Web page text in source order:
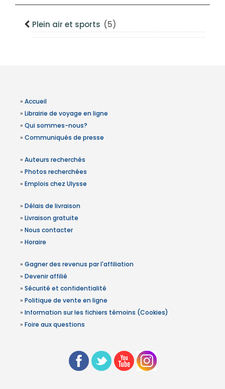
Plein air et sports (5)
» Accueil
» Librairie de voyage en ligne
» Qui sommes-nous?
» Communiqués de presse
» Auteurs recherchés
» Photos recherchées
» Emplois chez Ulysse
» Délais de livraison
» Livraison gratuite
» Nous contacter
» Horaire
» Gagner des revenus par l'affiliation
» Devenir affilié
» Sécurité et confidentialité
» Politique de vente en ligne
» Information sur les fichiers témoins (Cookies)
» Foire aux questions